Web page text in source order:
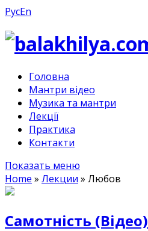
РусEn
Головна
Мантри відео
Музика та мантри
Лекції
Практика
Контакти
Показать меню
Home » Лекции » Любов
Самотність (Відео)